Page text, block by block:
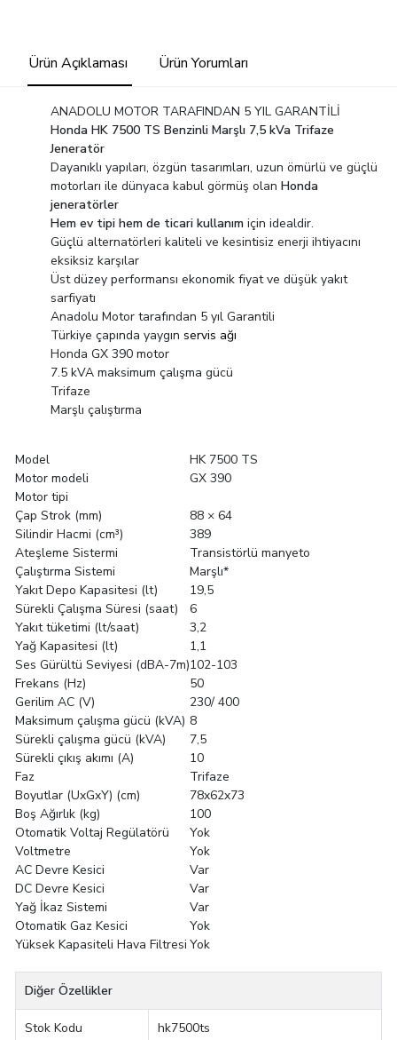
Ürün Açıklaması Ürün Yorumları
ANADOLU MOTOR TARAFINDAN 5 YIL GARANTİLİ
Honda HK 7500 TS Benzinli Marşlı 7,5 kVa Trifaze
Jeneratör
Dayanıklı yapıları, özgün tasarımları, uzun ömürlü ve güçlü
motorları ile dünyaca kabul görmüş olan Honda
jeneratörler
Hem ev tipi hem de ticari kullanım için idealdir.
Güçlü alternatörleri kaliteli ve kesintisiz enerji ihtiyacını
eksiksiz karşılar
Üst düzey performansı ekonomik fiyat ve düşük yakıt
sarfiyatı
Anadolu Motor tarafından 5 yıl Garantili
Türkiye çapında yaygın servis ağı
Honda GX 390 motor
7.5 kVA maksimum çalışma gücü
Trifaze
Marşlı çalıştırma
Model
HK 7500 TS
Motor modeli
GX 390
Motor tipi
Çap Strok (mm)
88 × 64
Silindir Hacmi (cm³)
389
Ateşleme Sistermi
Transistörlü manyeto
Çalıştırma Sistemi
Marşlı*
Yakıt Depo Kapasitesi (lt)
19,5
Sürekli Çalışma Süresi (saat)
6
Yakıt tüketimi (lt/saat)
3,2
Yağ Kapasitesi (lt)
1,1
Ses Gürültü Seviyesi (dBA-7m)102-103
Frekans (Hz)
50
Gerilim AC (V)
230/ 400
Maksimum çalışma gücü (kVA) 8
Sürekli çalışma gücü (kVA)
7,5
Sürekli çıkış akımı (A)
10
Faz
Trifaze
Boyutlar (UxGxY) (cm)
78x62x73
Boş Ağırlık (kg)
100
Otomatik Voltaj Regülatörü
Yok
Voltmetre
Yok
AC Devre Kesici
Var
DC Devre Kesici
Var
Yağ İkaz Sistemi
Var
Otomatik Gaz Kesici
Yok
Yüksek Kapasiteli Hava Filtresi Yok
Diğer Özellikler
Stok Kodu hk7500ts